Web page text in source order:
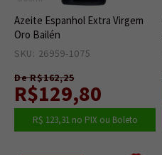
Azeite Espanhol Extra Virgem
Oro Bailén
SKU: 26959-1075
De R$162,25
R$129,80
R$ 123,31no PIX ou Boleto